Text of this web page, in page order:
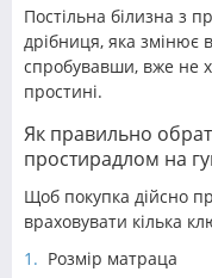
Постільна білизна з
дрібниця, яка змінює
спробувавши, вже не
простині.
Як правильно
простирадлом на
Щоб покупка дійсно
враховувати кілька
Розмір матраца